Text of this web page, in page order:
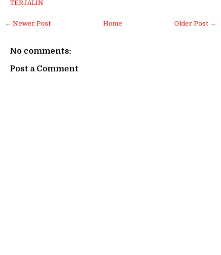
TERJALIN
← Newer Post Older Post →
Home
No comments:
Post a Comment